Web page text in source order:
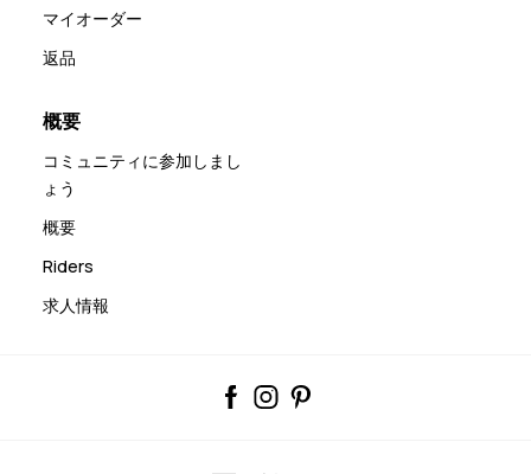
マイオーダー
返品
概要
コミュニティに参加しまし
ょう
概要
Riders
求人情報